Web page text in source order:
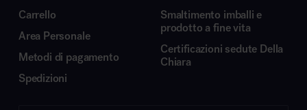
Carrello
Area Personale
Metodi di pagamento
Spedizioni
Smaltimento imballi e
prodotto a fine vita
Certificazioni sedute Della
Chiara